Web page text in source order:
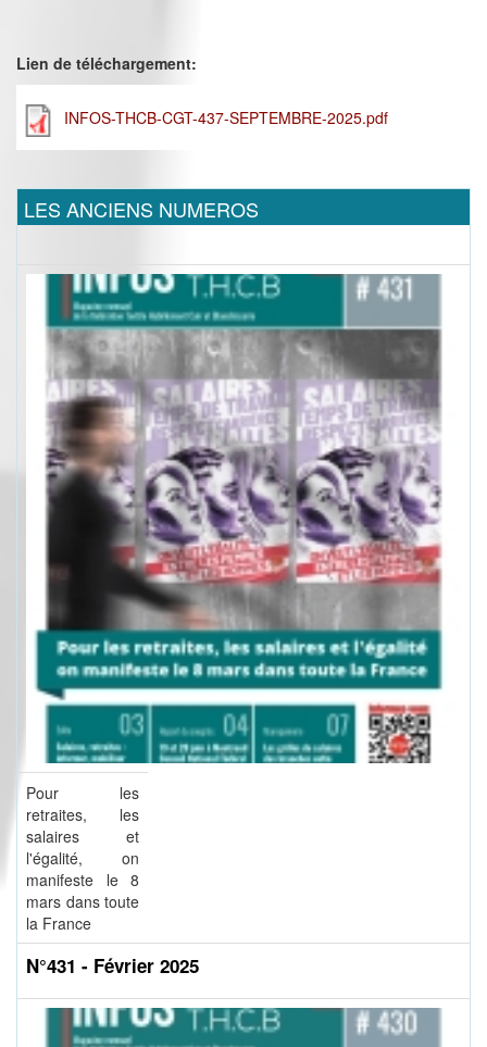
Lien de téléchargement:
INFOS-THCB-CGT-437-SEPTEMBRE-2025.pdf
LES ANCIENS NUMEROS
Pour les
retraites, les
salaires et
l'égalité, on
manifeste le 8
mars dans toute
la France
N°431 - Février 2025